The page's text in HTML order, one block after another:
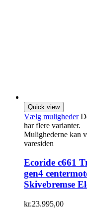
Quick view
Vælg muligheder
har flere varianter.
Mulighederne kan
varesiden
Ecoride c661
gen4
Skivebremse
kr.23.995,00